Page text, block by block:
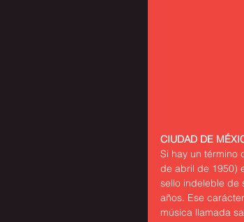
CIUDAD DE
Si hay un término
de abril de 1950)
sello indeleble de
años. Ese
música llamada